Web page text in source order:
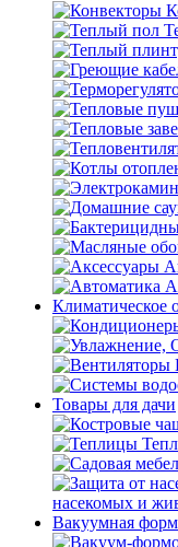
Климатическое
Товары для дачи
насекомых и
Вакуумная